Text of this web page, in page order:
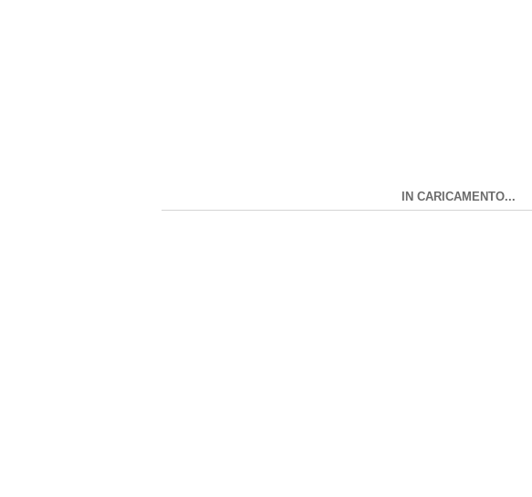
IN CARICAMENTO...